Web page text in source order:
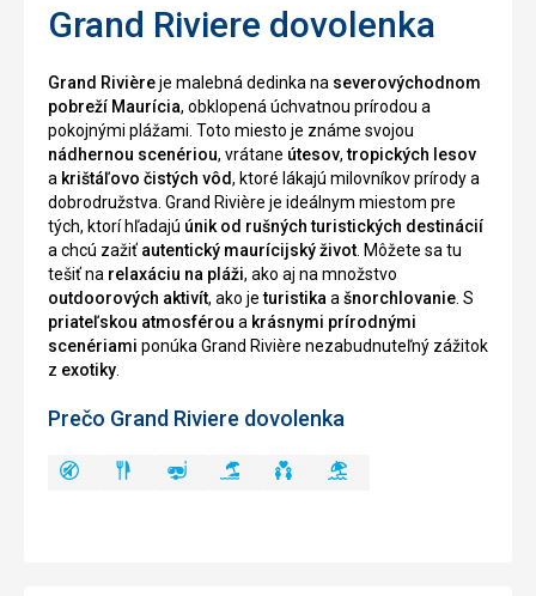
Grand Riviere dovolenka
Grand Rivièreje malebná dedinka na severovýchodnom
pobreží Maurícia, obklopená úchvatnou prírodou a
pokojnými plážami. Toto miesto je známe svojou
nádhernou scenériou, vrátane útesov,tropických lesov
a krištáľovo čistých vôd, ktoré lákajú milovníkov prírody a
dobrodružstva. Grand Rivière je ideálnym miestom pre
tých, ktorí hľadajú únik od rušných turistických destinácií
a chcú zažiť autentický maurícijský život . Môžete sa tu
tešiť na relaxáciu na pláži, ako aj na množstvo
outdoorových aktivít, ako jeturistika a šnorchlovanie . S
priateľskou atmosférou a krásnymi prírodnými
scenériami ponúka Grand Rivière nezabudnuteľný zážitok
z exotiky
Prečo Grand Riviere dovolenka